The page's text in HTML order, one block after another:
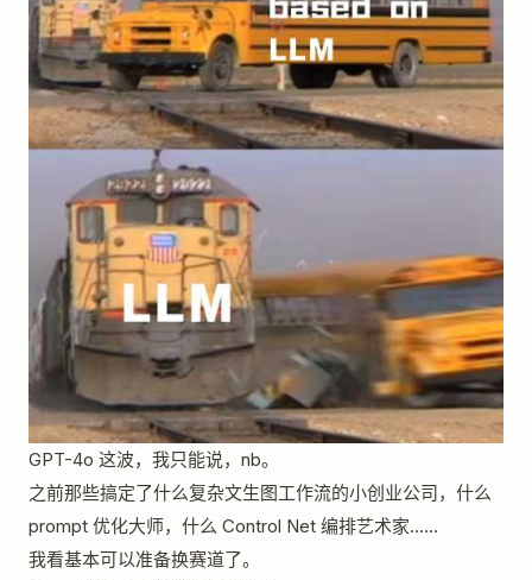
GPT-4o 这波，我只能说，nb。
之前那些搞定了什么复杂文生图工作流的小创业公司，什么
prompt 优化大师，什么 Control Net 编排艺术家……
我看基本可以准备换赛道了。